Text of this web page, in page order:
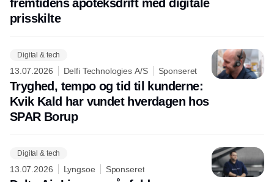
fremtidens apoteksdrift med digitale
prisskilte
Digital & tech
13.07.2026 Delfi Technologies A/S Sponseret
Tryghed, tempo og tid til kunderne:
Kvik Kald har vundet hverdagen hos
SPAR Borup
Digital & tech
13.07.2026 Lyngsoe Sponseret